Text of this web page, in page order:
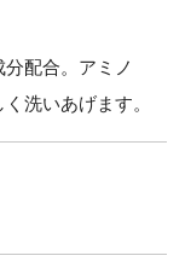
配合。アミノ
洗いあげます。